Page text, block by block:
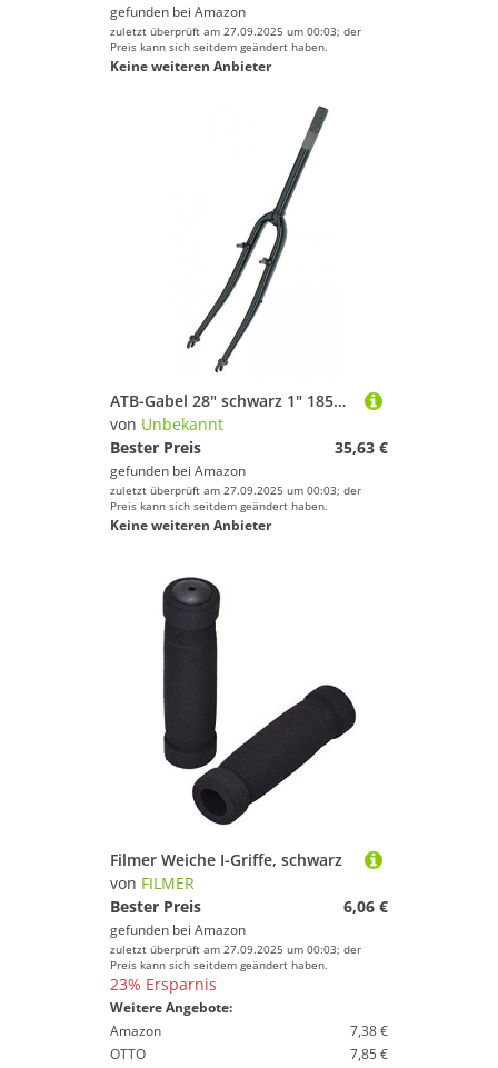
gefunden bei Amazon
zuletzt überprüft am 27.09.2025 um 00:03; der
Preis kann sich seitdem geändert haben.
Keine weiteren Anbieter
ATB-Gabel 28" schwarz 1" 185mm/70mm
von Unbekannt
Bester Preis
35,63 €
gefunden bei Amazon
zuletzt überprüft am 27.09.2025 um 00:03; der
Preis kann sich seitdem geändert haben.
Keine weiteren Anbieter
Filmer Weiche I-Griffe, schwarz
von FILMER
Bester Preis
6,06 €
gefunden bei Amazon
zuletzt überprüft am 27.09.2025 um 00:03; der
Preis kann sich seitdem geändert haben.
23% Ersparnis
Weitere Angebote:
Amazon
7,38 €
OTTO
7,85 €